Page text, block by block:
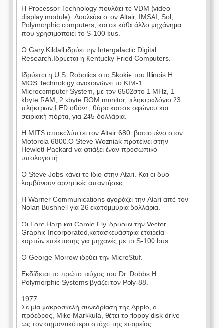
Η Processor Technology πουλάει το VDM (video
display module). Δουλεύει στον Altair, IMSAI, Sol,
Polymorphic computers, και σε κάθε άλλο μηχάνημα
που χρησιμοποιεί το S-100 bus.
Ο Gary Kildall ιδρύει την Intergalactic Digital
Research.Ιδρύεται η Kentucky Fried Computers.
Ιδρύεται η U.S. Robotics στο Skokie του Illinois.Η
MOS Technology ανακοινώνει το KIM-1
Microcomputer System, με τον 6502στο 1 MHz, 1
kbyte RAM, 2 kbyte ROM monitor, πληκτρολόγιο 23
πλήκτρων,LED οθόνη, θύρα κασσετοφώνου και
σειριακή πόρτα, για 245 δολλάρια.
Η MITS αποκαλύπτει τον Altair 680, βασισμένο στον
Motorola 6800.Ο Steve Wozniak προτείνει στην
Hewlett-Packard να φτιάξει έναν προσωπικό
υπολογιστή.
Ο Steve Jobs κάνει το ίδιο στην Atari. Και οι δύο
λαμβάνουν αρνητικές απαντήσεις.
Η Warner Communications αγοράζει την Atari από τον
Nolan Bushnell για 26 εκατομμύρια δολλάρια.
Οι Lore Harp και Carole Ely ιδρύουν την Vector
Graphic Incorporated,κατασκευάστρια εταιρεία
καρτών επέκτασης για μηχανές με το S-100 bus.
Ο George Morrow ιδρύει την MicroStuf.
Εκδίδεται το πρώτο τεύχος του Dr. Dobbs.Η
Polymorphic Systems βγάζει τον Poly-88.
1977
Σε μία μακροσκελή συνεδρίαση της Apple, ο
πρόεδρος, Mike Markkula, θέτει το floppy disk drive
ως τον σημαντικότερο στόχο της εταιρείας.